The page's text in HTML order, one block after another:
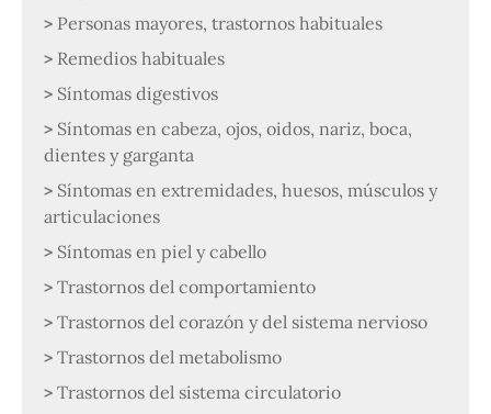
Personas mayores, trastornos habituales
Remedios habituales
Síntomas digestivos
Síntomas en cabeza, ojos, oidos, nariz, boca,
dientes y garganta
Síntomas en extremidades, huesos, músculos y
articulaciones
Síntomas en piel y cabello
Trastornos del comportamiento
Trastornos del corazón y del sistema nervioso
Trastornos del metabolismo
Trastornos del sistema circulatorio